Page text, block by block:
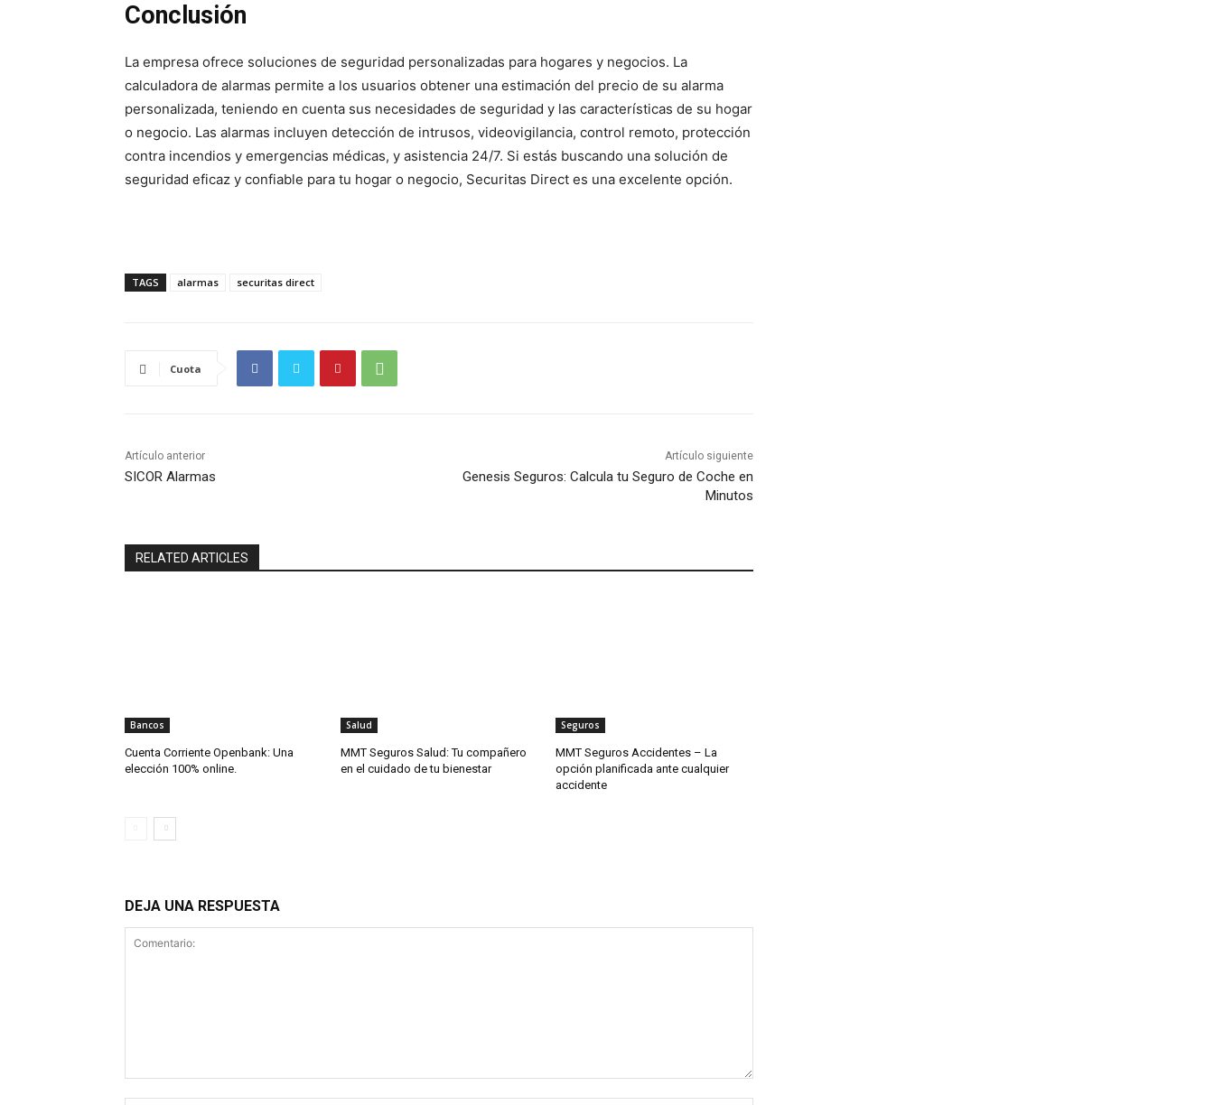
Conclusión
La empresa ofrece soluciones de seguridad personalizadas para hogares y negocios. La
calculadora de alarmas permite a los usuarios obtener una estimación del precio de su alarma
personalizada, teniendo en cuenta sus necesidades de seguridad y las características de su hogar
o negocio. Las alarmas incluyen detección de intrusos, videovigilancia, control remoto, protección
contra incendios y emergencias médicas, y asistencia 24/7. Si estás buscando una solución de
seguridad eficaz y confiable para tu hogar o negocio, Securitas Direct es una excelente opción.
TAGS alarmas securitas direct
Cuota
Artículo anterior
SICOR Alarmas
Artículo siguiente
Genesis Seguros: Calcula tu Seguro de Coche en
Minutos
RELATED ARTICLES
Bancos
Cuenta Corriente Openbank: Una
elección 100% online.
Salud
MMT Seguros Salud: Tu compañero
en el cuidado de tu bienestar
Seguros
MMT Seguros Accidentes – La
opción planificada ante cualquier
accidente
DEJA UNA RESPUESTA